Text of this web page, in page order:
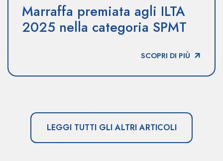
Marraffa premiata agli ILTA
2025 nella categoria SPMT
SCOPRI DI PIÙ
LEGGI TUTTI GLI ALTRI ARTICOLI